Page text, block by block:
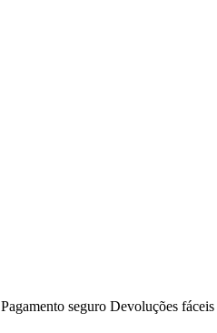
Pagamento seguro Devoluções fáceis